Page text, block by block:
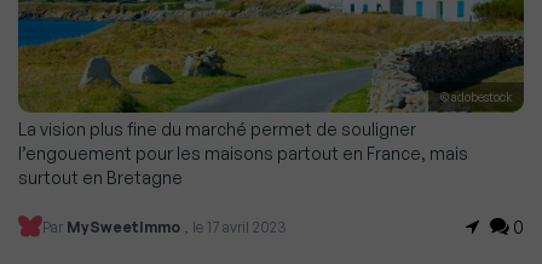
© adobestock
La vision plus fine du marché permet de souligner
l’engouement pour les maisons partout en France, mais
surtout en Bretagne
Par MySweetImmo , le 17 avril 2023 0